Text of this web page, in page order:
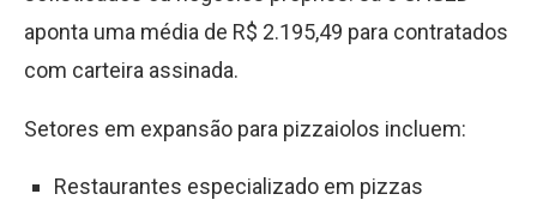
aponta uma média de R$ 2.195,49 para contratados
com carteira assinada.
Setores em expansão para pizzaiolos incluem:
Restaurantes especializado em pizzas